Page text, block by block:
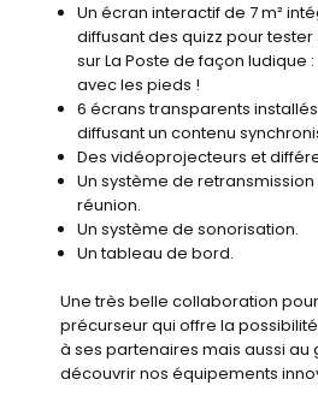
Un écran interactif de 7 m²
diffusant des quizz pour
sur La Poste de façon ludique
avec les pieds !
6 écrans transparents
diffusant un contenu
Des vidéoprojecteurs et
Un système de
réunion.
Un système de sonorisation.
Un tableau de bord.
Une très belle collaboration
précurseur qui offre la
à ses partenaires mais aussi au
découvrir nos équipements